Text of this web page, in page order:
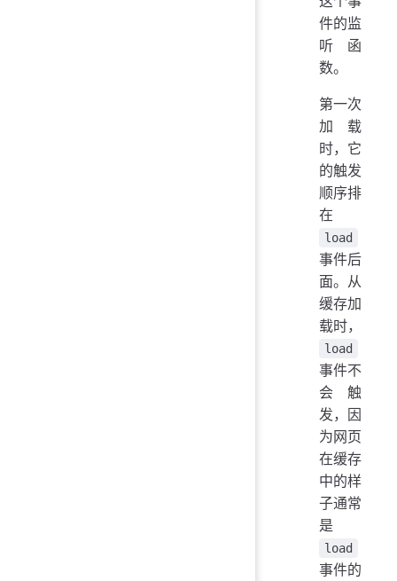
件的监
听函
数。
第一次
加载
时，它
的触发
顺序排
在
load
事件后
面。从
缓存加
载时，
load
事件不
会触
发，因
为网页
在缓存
中的样
子通常
是
load
事件的